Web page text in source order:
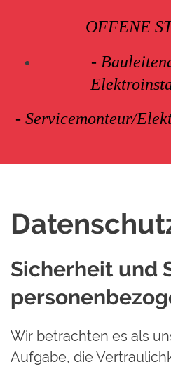
OFFENE
-
- Servicemonteur/
Sicherheit und
Wir betrachten es als
Aufgabe, die